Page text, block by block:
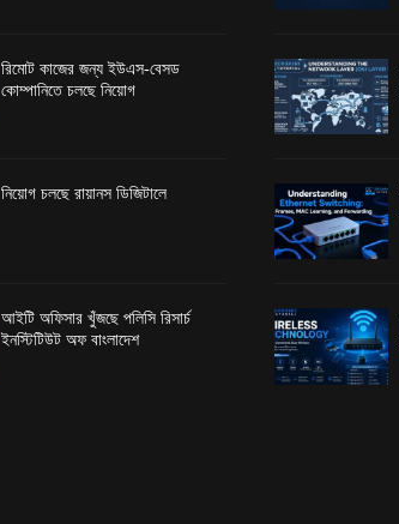
রিমোট কাজের জন্য ইউএস-বেসড
কোম্পানিতে চলছে নিয়োগ
নিয়োগ চলছে রায়ানস ডিজিটালে
আইটি অফিসার খুঁজছে পলিসি রিসার্চ
ইনস্টিটিউট অফ বাংলাদেশ